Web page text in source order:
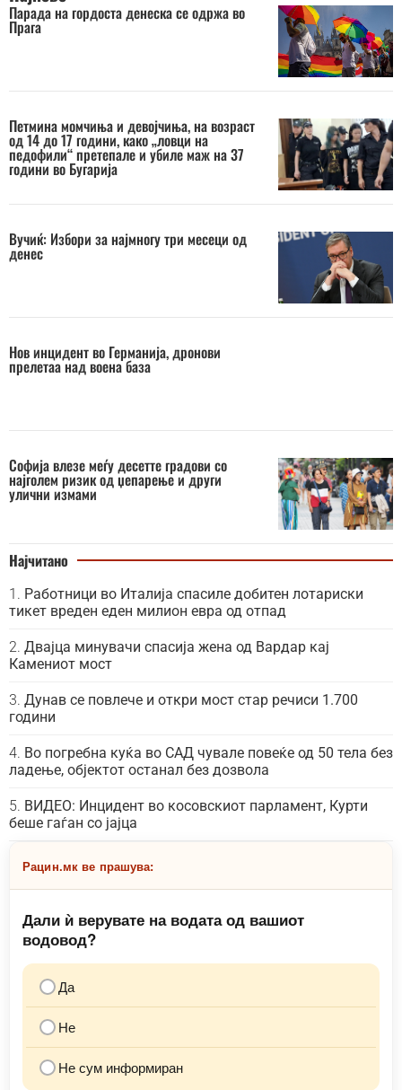
Парада на гордоста денеска се одржа во
Прага
Петмина момчиња и девојчиња, на возраст
од 14 до 17 години, како „ловци на
педофили“ претепале и убиле маж на 37
години во Бугарија
Вучиќ: Избори за најмногу три месеци од
денес
Нов инцидент во Германија, дронови
прелетаа над воена база
Софија влезе меѓу десетте градови со
најголем ризик од џепарење и други
улични измами
Најчитано
Работници во Италија спасиле добитен лотариски
тикет вреден еден милион евра од отпад
Двајца минувачи спасија жена од Вардар кај
Камениот мост
Дунав се повлече и откри мост стар речиси 1.700
години
Во погребна куќа во САД чувале повеќе од 50 тела без
ладење, објектот останал без дозвола
ВИДЕО: Инцидент во косовскиот парламент, Курти
беше гаѓан со јајца
Рацин.мк ве прашува:
Дали ѝ верувате на водата од вашиот
водовод?
Да
Не
Не сум информиран